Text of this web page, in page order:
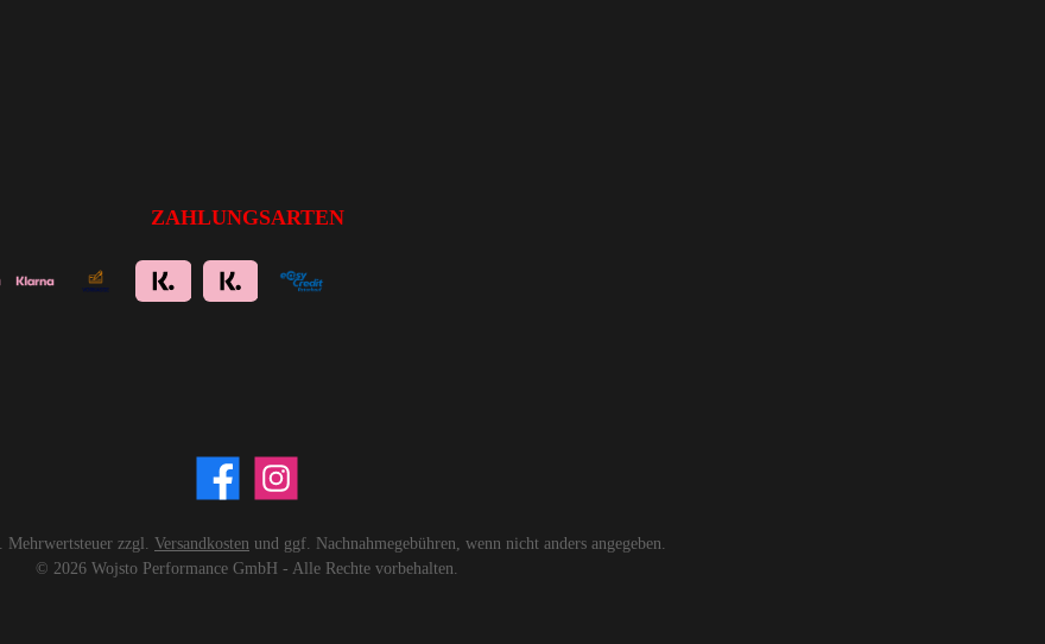
ZAHLUNGSARTEN
zzgl. Versandkosten und ggf. Nachnahmegebühren, wenn nicht anders angegeben.
© 2026 Wojsto Performance GmbH - Alle Rechte vorbehalten.